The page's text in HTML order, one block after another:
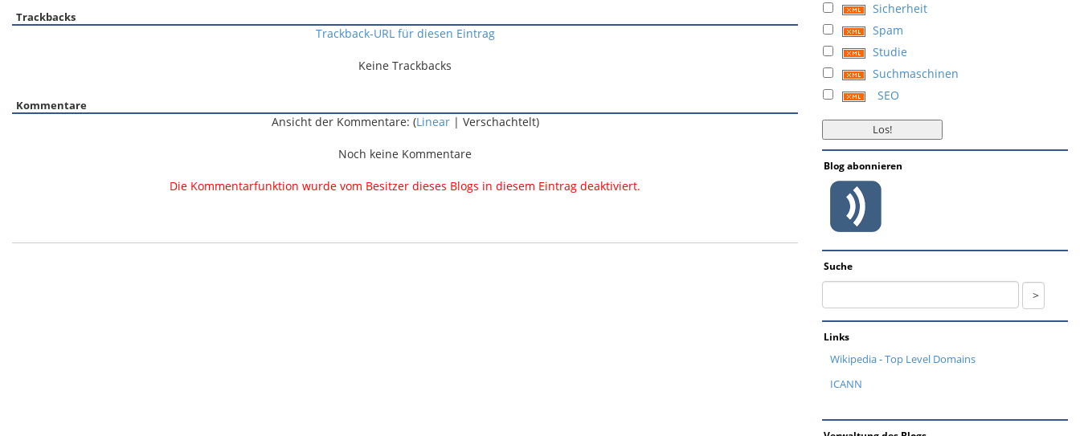
Trackbacks
Trackback-URL für diesen Eintrag
Keine Trackbacks
Kommentare
Ansicht der Kommentare: (Linear| Verschachtelt)
Noch keine Kommentare
Die Kommentarfunktion wurde vom Besitzer dieses Blogs in diesem Eintrag deaktiviert.
Sicherheit
Spam
Studie
Suchmaschinen
SEO
Blog abonnieren
Suche
Links
Wikipedia - Top Level Domains
ICANN